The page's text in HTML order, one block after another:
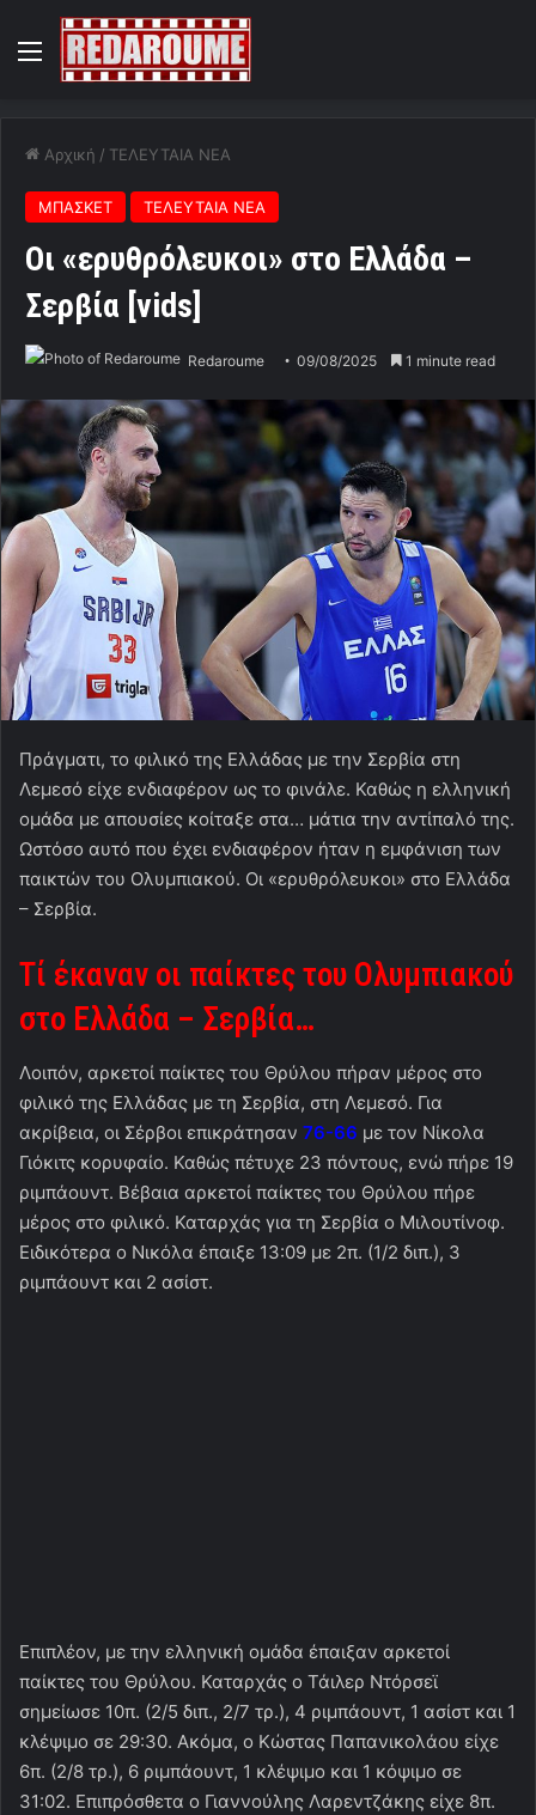
Menu
Αρχική / ΤΕΛΕΥΤΑΙΑ ΝΕΑ
ΜΠΑΣΚΕΤ ΤΕΛΕΥΤΑΙΑ ΝΕΑ
Οι «ερυθρόλευκοι» στο Ελλάδα –
Σερβία [vids]
Redaroume 09/08/2025 1 minute read
Πράγματι, το φιλικό της Ελλάδας με την Σερβία στη
Λεμεσό είχε ενδιαφέρον ως το φινάλε. Καθώς η ελληνική
ομάδα με απουσίες κοίταξε στα… μάτια την αντίπαλό της.
Ωστόσο αυτό που έχει ενδιαφέρον ήταν η εμφάνιση των
παικτών του Ολυμπιακού. Οι «ερυθρόλευκοι» στο Ελλάδα
– Σερβία.
Τί έκαναν οι παίκτες του Ολυμπιακού
στο Ελλάδα – Σερβία…
Λοιπόν, αρκετοί παίκτες του Θρύλου πήραν μέρος στο
φιλικό της Ελλάδας με τη Σερβία, στη Λεμεσό. Για
ακρίβεια, οι Σέρβοι επικράτησαν 76-66 με τον Νίκολα
Γιόκιτς κορυφαίο. Καθώς πέτυχε 23 πόντους, ενώ πήρε 19
ριμπάουντ. Βέβαια αρκετοί παίκτες του Θρύλου πήρε
μέρος στο φιλικό. Καταρχάς για τη Σερβία ο Μιλουτίνοφ.
Ειδικότερα ο Νικόλα έπαιξε 13:09 με 2π. (1/2 διπ.), 3
ριμπάουντ και 2 ασίστ.
Επιπλέον, με την ελληνική ομάδα έπαιξαν αρκετοί
παίκτες του Θρύλου. Καταρχάς ο Τάιλερ Ντόρσεϊ
σημείωσε 10π. (2/5 διπ., 2/7 τρ.), 4 ριμπάουντ, 1 ασίστ και 1
κλέψιμο σε 29:30. Ακόμα, ο Κώστας Παπανικολάου είχε
6π. (2/8 τρ.), 6 ριμπάουντ, 1 κλέψιμο και 1 κόψιμο σε
31:02. Επιπρόσθετα ο Γιαννούλης Λαρεντζάκης είχε 8π.